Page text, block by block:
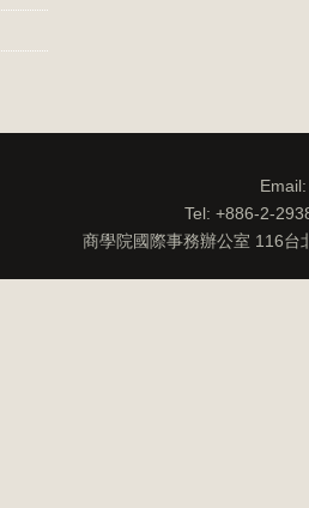
Tel: +886-2-
商學院國際事務辦公室 116台